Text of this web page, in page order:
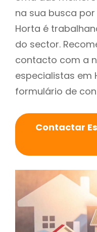
na sua busca
Horta é
do sector.
contacto com a
especialistas em
formulário de
Contactar